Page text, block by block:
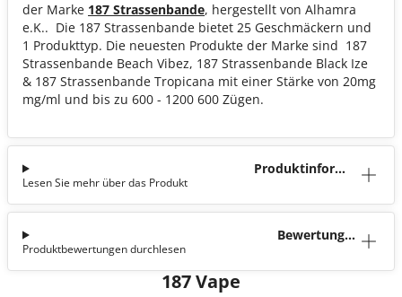
der Marke 187 Strassenbande, hergestellt von Alhamra
e.K.. Die 187 Strassenbande bietet 25 Geschmäckern und
1 Produkttyp. Die neuesten Produkte der Marke sind 187
Strassenbande Beach Vibez, 187 Strassenbande Black Ize
& 187 Strassenbande Tropicana mit einer Stärke von 20mg
mg/ml und bis zu 600 - 1200 600 Zügen.
Produktinforma
Lesen Sie mehr über das Produkt
Bewertunge
Produktbewertungen durchlesen
187 Vape